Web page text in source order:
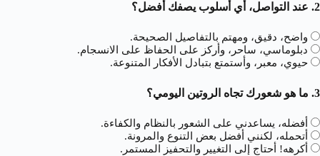
2. عند التواصل، أي أسلوب يصفك أفضل؟
واضح، دقيق، ومهتم بالتفاصيل الصحيحة.
دبلوماسي، ساحر، وأركز على الحفاظ على الانسجام.
حيوي، معبر، وأستمتع بتبادل الأفكار المتنوعة.
3. ما هو شعورك تجاه الروتين اليومي؟
أفضله، يساعدني على الشعور بالنظام والكفاءة.
أتحمله، لكنني أفضل بعض التنوع والمرونة.
أكرهه! أحتاج إلى التغيير والتحفيز المستمر.